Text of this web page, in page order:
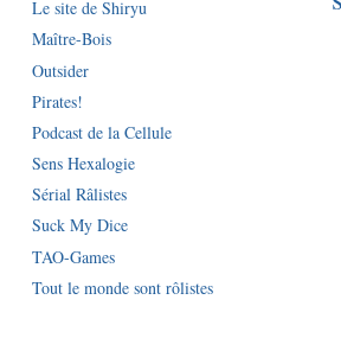
Le site de Shiryu
Maître-Bois
Outsider
Pirates!
Podcast de la Cellule
Sens Hexalogie
Sérial Râlistes
Suck My Dice
TAO-Games
Tout le monde sont rôlistes